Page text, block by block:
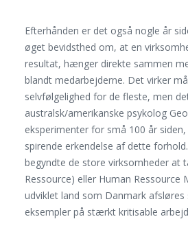
Efterhånden er det også nogle år
øget bevidsthed om, at en
resultat, hænger direkte sammen
blandt medarbejderne. Det virker
selvfølgelighed for de fleste, men
australsk/amerikanske psykolog
eksperimenter for små 100 år
spirende erkendelse af dette
begyndte de store virksomheder at
Ressource) eller Human Ressource
udviklet land som Danmark afsløres
eksempler på stærkt kritisable